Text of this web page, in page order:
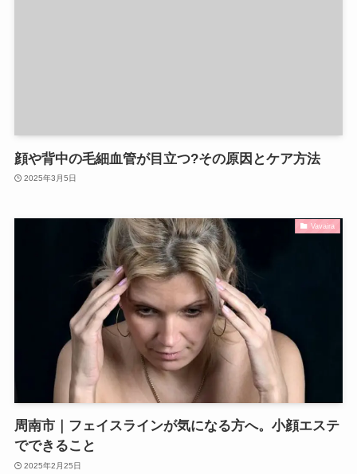
顔や背中の毛細血管が目立つ?その原因とケア方法
2025年3月5日
Vavaira
周南市｜フェイスラインが気になる方へ。小顔エステ
でできること
2025年2月25日